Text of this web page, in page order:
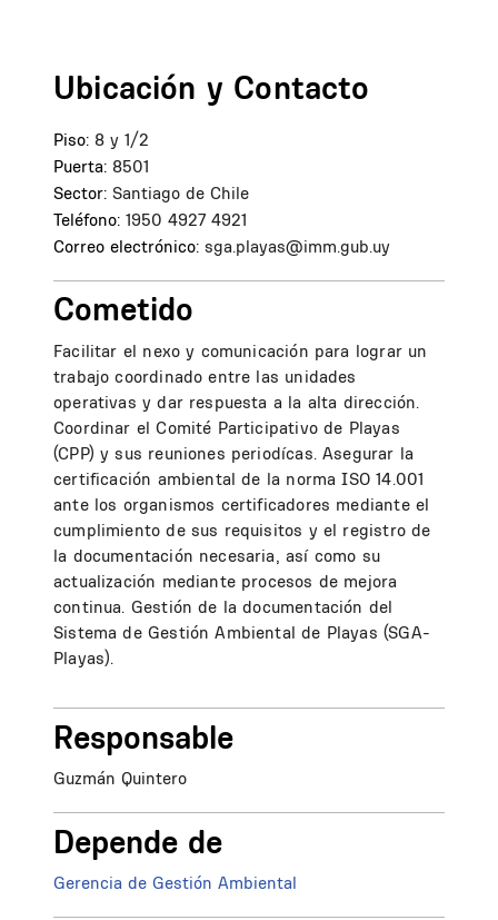
Ubicación y Contacto
Piso: 8 y 1/2
Puerta: 8501
Sector: Santiago de Chile
Teléfono: 1950 4927 4921
Correo electrónico: sga.playas@imm.gub.uy
Cometido
Facilitar el nexo y comunicación para lograr un
trabajo coordinado entre las unidades
operativas y dar respuesta a la alta dirección.
Coordinar el Comité Participativo de Playas
(CPP) y sus reuniones periodícas. Asegurar la
certificación ambiental de la norma ISO 14.001
ante los organismos certificadores mediante el
cumplimiento de sus requisitos y el registro de
la documentación necesaria, así como su
actualización mediante procesos de mejora
continua. Gestión de la documentación del
Sistema de Gestión Ambiental de Playas (SGA-
Playas).
Responsable
Guzmán Quintero
Depende de
Gerencia de Gestión Ambiental